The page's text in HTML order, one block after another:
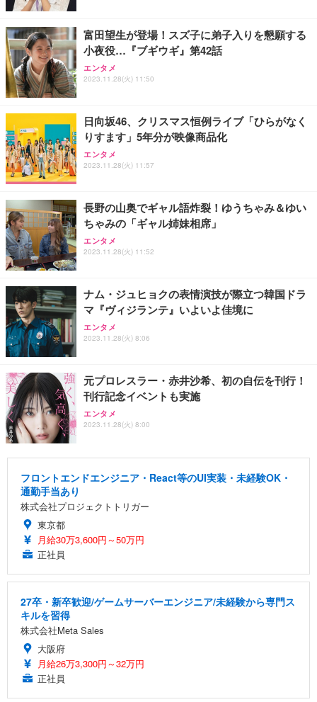
富田望生が登場！スズ子に弟子入りを懇願する
小夜役…『ブギウギ』第42話
エンタメ
2023.11.28(火) 11:50
日向坂46、クリスマス恒例ライブ「ひらがなく
りすます」5年分が映像商品化
エンタメ
2023.11.28(火) 11:57
長野の山奥でギャル語炸裂！ゆうちゃみ＆ゆい
ちゃみの「ギャル姉妹相席」
エンタメ
2023.11.28(火) 11:52
ナム・ジュヒョクの表情演技が際立つ韓国ドラ
マ『ヴィジランテ』いよいよ佳境に
エンタメ
2023.11.28(火) 8:06
元プロレスラー・赤井沙希、初の自伝を刊行！
刊行記念イベントも実施
エンタメ
2023.11.28(火) 8:00
フロントエンドエンジニア・React等のUI実装・未経験OK・
通勤手当あり
株式会社プロジェクトトリガー
東京都
月給30万3,600円～50万円
正社員
27卒・新卒歓迎/ゲームサーバーエンジニア/未経験から専門ス
キルを習得
株式会社Meta Sales
大阪府
月給26万3,300円～32万円
正社員